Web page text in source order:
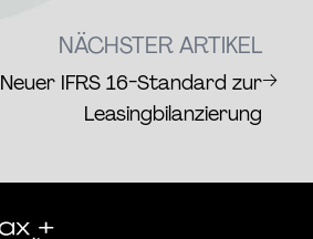
NÄCHSTER ARTIKEL
Neuer IFRS 16-Standard zur
Leasingbilanzierung
→